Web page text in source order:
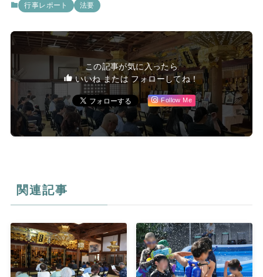
行事レポート 法要
この記事が気に入ったら
いいね または フォローしてね！
Follow Me
関連記事